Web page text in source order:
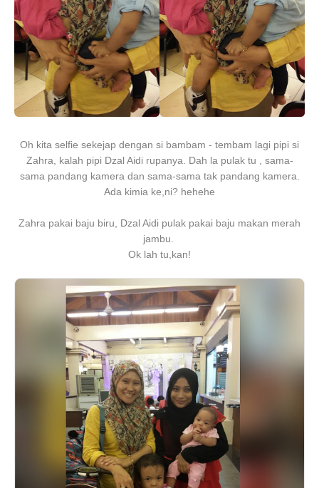
Oh kita selfie sekejap dengan si bambam - tembam lagi pipi si
Zahra, kalah pipi Dzal Aidi rupanya. Dah la pulak tu , sama-
sama pandang kamera dan sama-sama tak pandang kamera.
Ada kimia ke,ni? hehehe
Zahra pakai baju biru, Dzal Aidi pulak pakai baju makan merah
jambu.
Ok lah tu,kan!